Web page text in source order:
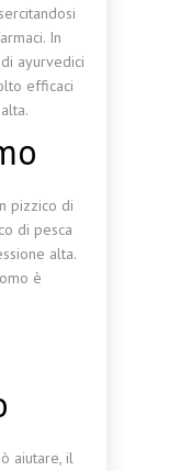
In
ayurvedici
efficaci
pizzico di
di pesca
alta.
è
aiutare, il